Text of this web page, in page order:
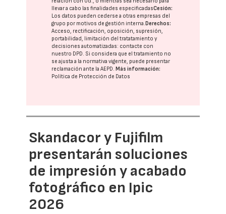
llevar a cabo las finalidades especificadasCesión:
Los datos pueden cederse a otras empresas del
grupo por motivos de gestión interna.Derechos:
Acceso, rectificación, oposición, supresión,
portabilidad, limitación del tratatamiento y
decisiones automatizadas: contacte con
nuestro DPD . Si considera que el tratamiento no
se ajusta a la normativa vigente, puede presentar
reclamación ante laAEPD .Más información:
Política de Protección de Datos
Skandacor y Fujifilm
presentarán soluciones
de impresión y acabado
fotográfico en Ipic
2026